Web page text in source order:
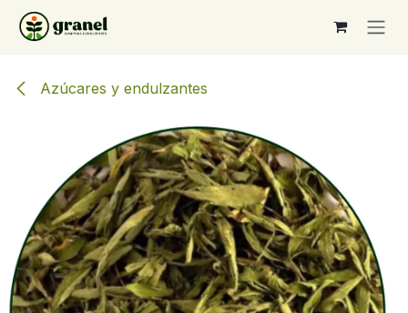
Ir al contenido
Azúcares y endulzantes